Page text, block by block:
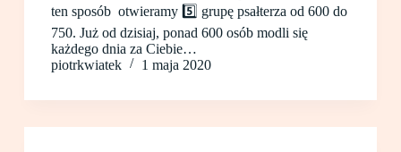
ten sposób otwieramy 5️⃣ grupę psałterza od 600 do
750. Już od dzisiaj, ponad 600 osób modli się
każdego dnia za Ciebie…
piotrkwiatek
1 maja 2020